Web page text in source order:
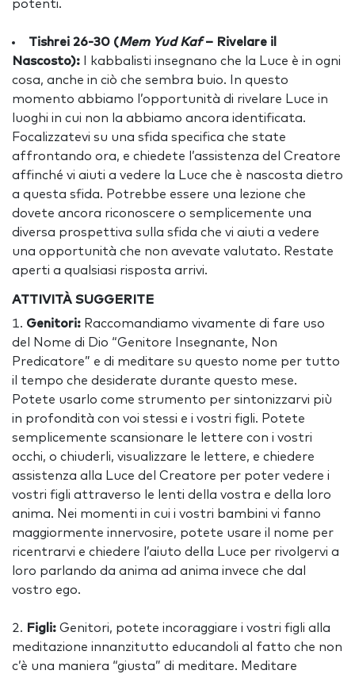
potenti.
Tishrei 26-30 (Mem Yud Kaf– Rivelare il
Nascosto): I kabbalisti insegnano che la Luce è in ogni
cosa, anche in ciò che sembra buio. In questo
momento abbiamo l’opportunità di rivelare Luce in
luoghi in cui non la abbiamo ancora identificata.
Focalizzatevi su una sfida specifica che state
affrontando ora, e chiedete l’assistenza del Creatore
affinché vi aiuti a vedere la Luce che è nascosta dietro
a questa sfida. Potrebbe essere una lezione che
dovete ancora riconoscere o semplicemente una
diversa prospettiva sulla sfida che vi aiuti a vedere
una opportunità che non avevate valutato. Restate
aperti a qualsiasi risposta arrivi.
ATTIVITÀ SUGGERITE
Genitori: Raccomandiamo vivamente di fare uso
del Nome di Dio “Genitore Insegnante, Non
Predicatore” e di meditare su questo nome per tutto
il tempo che desiderate durante questo mese.
Potete usarlo come strumento per sintonizzarvi più
in profondità con voi stessi e i vostri figli. Potete
semplicemente scansionare le lettere con i vostri
occhi, o chiuderli, visualizzare le lettere, e chiedere
assistenza alla Luce del Creatore per poter vedere i
vostri figli attraverso le lenti della vostra e della loro
anima. Nei momenti in cui i vostri bambini vi fanno
maggiormente innervosire, potete usare il nome per
ricentrarvi e chiedere l’aiuto della Luce per rivolgervi a
loro parlando da anima ad anima invece che dal
vostro ego.
Figli: Genitori, potete incoraggiare i vostri figli alla
meditazione innanzitutto educandoli al fatto che non
c’è una maniera “giusta” di meditare. Meditare